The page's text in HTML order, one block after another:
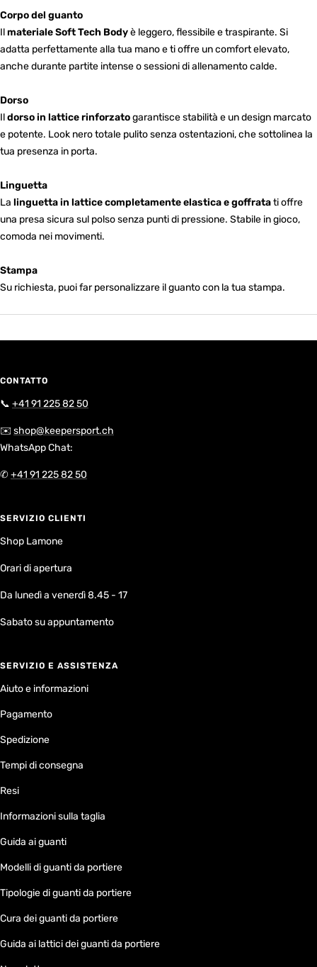
Corpo del guanto
Ilmateriale Soft Tech Bodyè leggero, flessibile e traspirante. Si
adatta perfettamente alla tua mano e ti offre un comfort elevato,
anche durante partite intense o sessioni di allenamento calde.
Dorso
Ildorso in lattice rinforzatogarantisce stabilità e un design marcato
e potente. Look nero totale pulito senza ostentazioni, che sottolinea la
tua presenza in porta.
Linguetta
La linguetta in lattice completamente elastica e goffratati offre
una presa sicura sul polso senza punti di pressione. Stabile in gioco,
comoda nei movimenti.
Stampa
Su richiesta, puoi far personalizzare il guanto con la tua stampa.
CONTATTO
📞 +41 91 225 82 50
✉️ shop@keepersport.ch
WhatsApp Chat:
✆+41 91 225 82 50
SERVIZIO CLIENTI
Shop Lamone
Orari di apertura
Da lunedì a venerdì 8.45 - 17
Sabato su appuntamento
SERVIZIO E ASSISTENZA
Aiuto e informazioni
Pagamento
Spedizione
Tempi di consegna
Resi
Informazioni sulla taglia
Guida ai guanti
Modelli di guanti da portiere
Tipologie di guanti da portiere
Cura dei guanti da portiere
Guida ai lattici dei guanti da portiere